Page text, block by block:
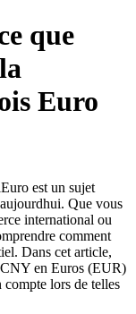
que
Euro
est un sujet
Que vous
international ou
comment
Dans cet article,
en Euros (EUR)
compte lors de telles